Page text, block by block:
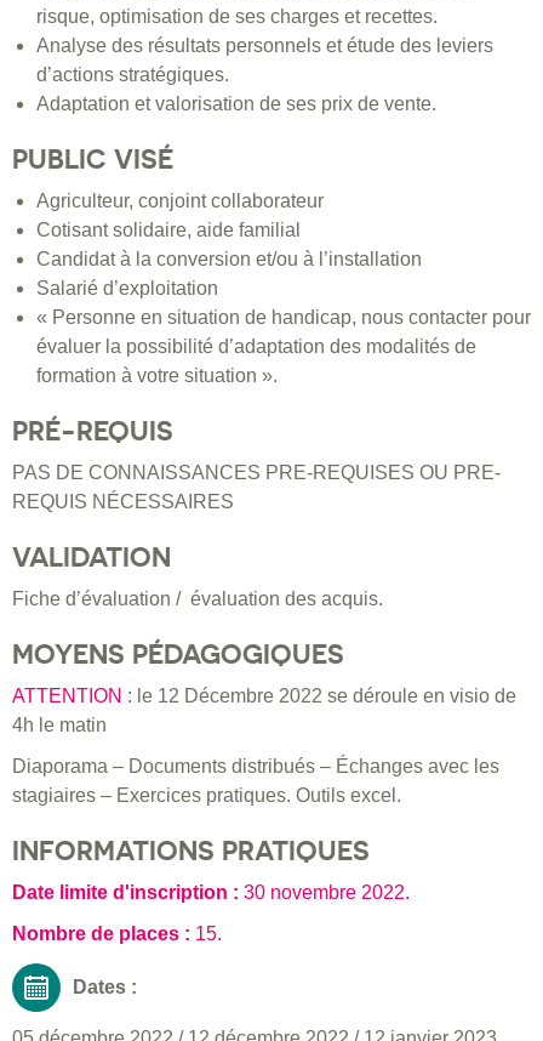
risque, optimisation de ses charges et recettes.
Analyse des résultats personnels et étude des leviers
d’actions stratégiques.
Adaptation et valorisation de ses prix de vente.
PUBLIC VISÉ
Agriculteur, conjoint collaborateur
Cotisant solidaire, aide familial
Candidat à la conversion et/ou à l’installation
Salarié d’exploitation
« Personne en situation de handicap, nous contacter pour
évaluer la possibilité d’adaptation des modalités de
formation à votre situation ».
PRÉ-REQUIS
PAS DE CONNAISSANCES PRE-REQUISES OU PRE-
REQUIS NÉCESSAIRES
VALIDATION
Fiche d’évaluation / évaluation des acquis.
MOYENS PÉDAGOGIQUES
ATTENTION : le 12 Décembre 2022 se déroule en visio de
4h le matin
Diaporama – Documents distribués – Échanges avec les
stagiaires – Exercices pratiques. Outils excel.
INFORMATIONS PRATIQUES
Date limite d'inscription : 30 novembre 2022.
Nombre de places : 15.
Dates :